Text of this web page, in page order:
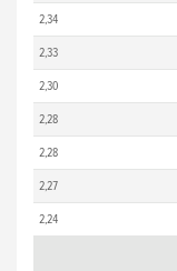
2,34
2,33
2,30
2,28
2,28
2,27
2,24